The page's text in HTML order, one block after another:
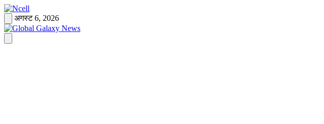
Skip
to
content
अगस्ट 6, 2026